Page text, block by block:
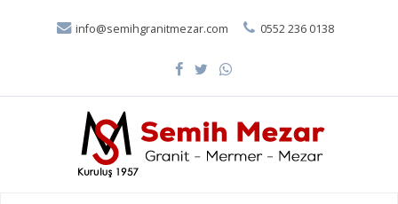
info@semihgranitmezar.com 0552 236 0138